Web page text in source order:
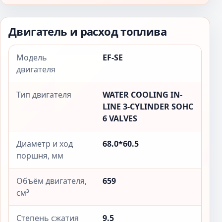
Двигатель и расход топлива
Модель
двигателя
EF-SE
Тип двигателя
WATER COOLING IN-
LINE 3-CYLINDER SOHC
6 VALVES
Диаметр и ход
поршня, мм
68.0*60.5
Объём двигателя,
см³
659
Степень сжатия 9.5